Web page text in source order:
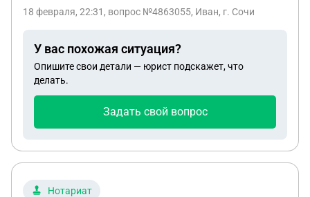
была афилирована с должностными лицами
при реализации квартир (вроде как) снимала
залог, оплачивая банку инвестору оплату от
клиента и тем самым после этого снимала
регестрацию в росррестре и без проблем
Прошло 10 лет. Банк- инвестор никаких вопросов
как мошенничество и у банка инвестора якобы
18 февраля, 22:31 , вопрос №4863055, Иван, г. Сочи
У вас похожая ситуация?
Опишите свои детали — юрист подскажет, что
делать.
Задать свой вопрос
Нотариат